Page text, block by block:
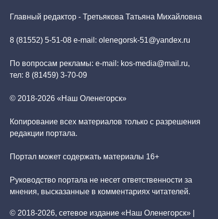
Главный редактор - Третьякова Татьяна Михайловна
8 (81552) 5-51-08 e-mail: olenegorsk-51@yandex.ru
По вопросам рекламы: e-mail: kos-media@mail.ru,
тел: 8 (81459) 3-70-09
© 2018-2026 «Наш Оленегорск»
Копирование всех материалов только с разрешения
редакции портала.
Портал может содержать материалы 16+
Руководство портала не несет ответственности за
мнения, высказанные в комментариях читателей.
© 2018-2026, сетевое издание «Наш Оленегорск» |